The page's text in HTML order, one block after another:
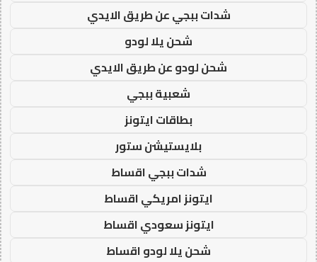
شدات ببجي عن طريق الايدي
شحن يلا لودو
شحن لودو عن طريق الايدي
شعبية ببجي
بطاقات ايتونز
بلايستيشن ستور
شدات ببجي اقساط
ايتونز امريكي اقساط
ايتونز سعودي اقساط
شحن يلا لودو اقساط